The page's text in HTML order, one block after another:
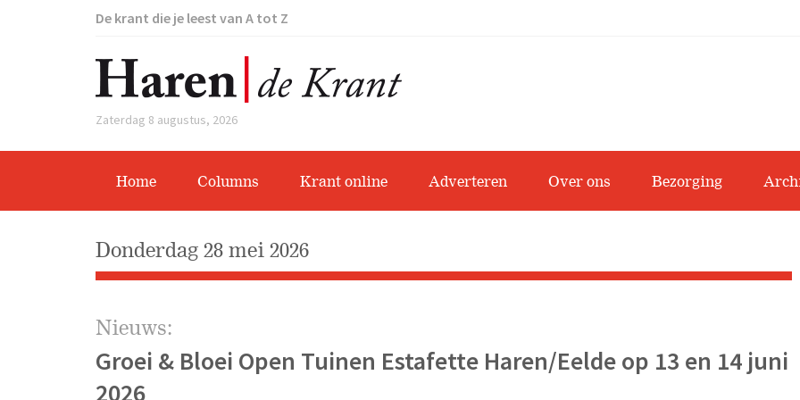
De krant die je leest van A tot Z
Zaterdag 8 augustus, 2026
Home Columns Krant online Adverteren Over ons Bezorging
donderdag 28 mei 2026
Nieuws:
Groei & Bloei Open Tuinen Estafette Haren/Eelde op 13 en 14 juni
2026